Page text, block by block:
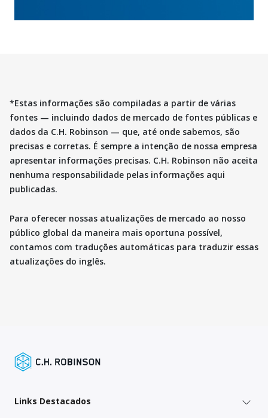
*Estas informações são compiladas a partir de várias
fontes — incluindo dados de mercado de fontes públicas e
dados da C.H. Robinson — que, até onde sabemos, são
precisas e corretas. É sempre a intenção de nossa empresa
apresentar informações precisas. C.H. Robinson não aceita
nenhuma responsabilidade pelas informações aqui
publicadas.
Para oferecer nossas atualizações de mercado ao nosso
público global da maneira mais oportuna possível,
contamos com traduções automáticas para traduzir essas
atualizações do inglês.
Links Destacados